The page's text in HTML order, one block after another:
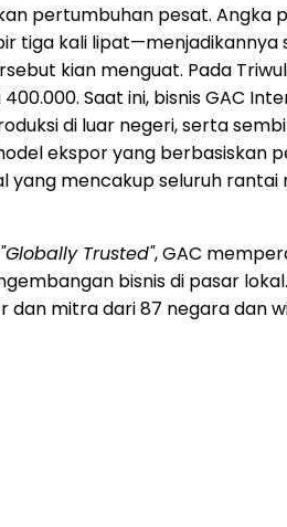
pertumbuhan pesat.
tiga kali
kian menguat. Pada
Saat ini, bisnis GAC
di luar negeri, serta
ekspor yang
mencakup seluruh
"Globally Trusted", GAC
bisnis di pasar
dan mitra dari 87 negara